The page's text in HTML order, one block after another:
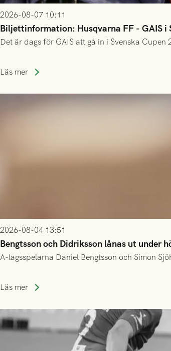
2026-08-07 10:11
Biljettinformation: Husqvarna FF - GAIS i
Det är dags för GAIS att gå in i Svenska
Läs mer
2026-08-04 13:51
Bengtsson och Didriksson lånas ut under
A-lagsspelarna Daniel Bengtsson och Simon
Läs mer